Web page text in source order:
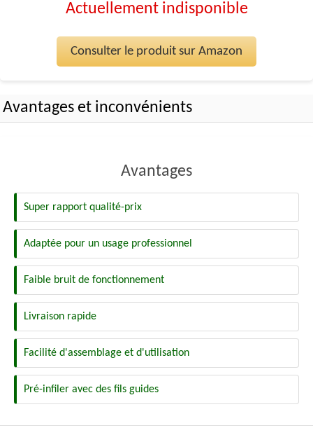
Actuellement indisponible
Consulter le produit sur Amazon
Avantages et inconvénients
Avantages
Super rapport qualité-prix
Adaptée pour un usage professionnel
Faible bruit de fonctionnement
Livraison rapide
Facilité d'assemblage et d'utilisation
Pré-infiler avec des fils guides